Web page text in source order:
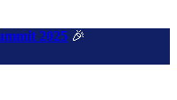
2025 🎉️